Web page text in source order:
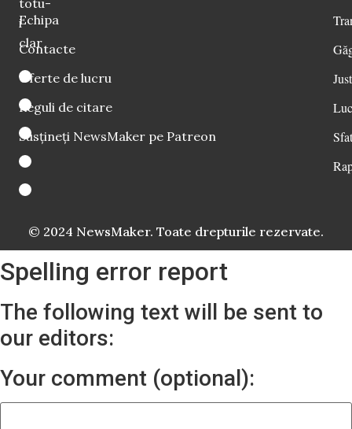
i
clar
Echipa
Contacte
Oferte de lucru
Reguli de citare
Susțineți NewsMaker pe Patreon
© 2024 NewsMaker. Toate drepturile rezervate.
Spelling error report
The following text will be sent to
our editors:
Your comment (optional):